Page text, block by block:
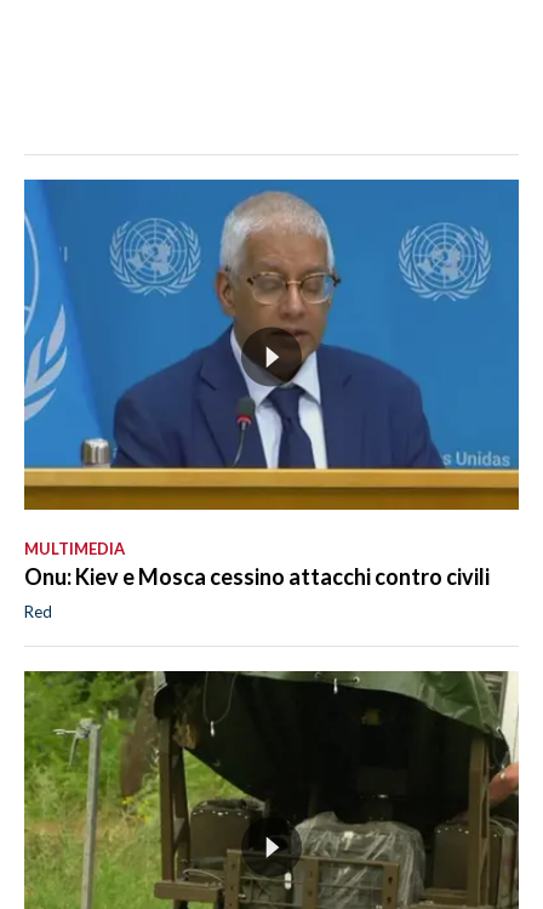
MULTIMEDIA
Onu: Kiev e Mosca cessino attacchi contro civili
Red